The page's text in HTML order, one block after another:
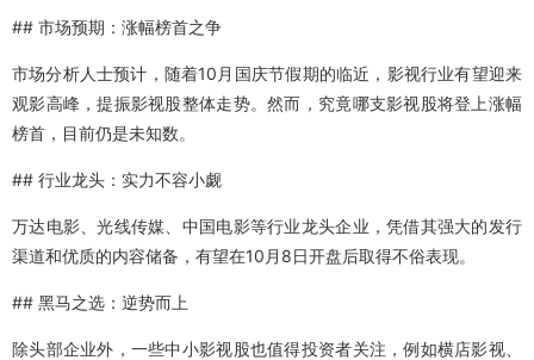
## 市场预期：涨幅榜首之争
市场分析人士预计，随着10月国庆节假期的临近，影视行业有望迎来
观影高峰，提振影视股整体走势。然而，究竟哪支影视股将登上涨幅
榜首，目前仍是未知数。
## 行业龙头：实力不容小觑
万达电影、光线传媒、中国电影等行业龙头企业，凭借其强大的发行
渠道和优质的内容储备，有望在10月8日开盘后取得不俗表现。
## 黑马之选：逆势而上
除头部企业外，一些中小影视股也值得投资者关注，例如横店影视、